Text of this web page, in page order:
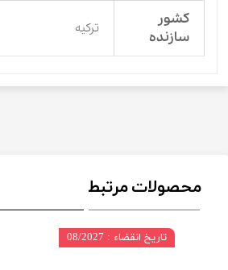
کشور
سازنده
ترکیه
محصولات مرتبط
تاریخ انقضاء : 08/2027